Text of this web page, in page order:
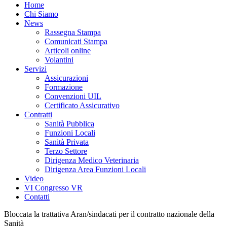
Home
Chi Siamo
News
Rassegna Stampa
Comunicati Stampa
Articoli online
Volantini
Servizi
Assicurazioni
Formazione
Convenzioni UIL
Certificato Assicurativo
Contratti
Sanità Pubblica
Funzioni Locali
Sanità Privata
Terzo Settore
Dirigenza Medico Veterinaria
Dirigenza Area Funzioni Locali
Video
VI Congresso VR
Contatti
Bloccata la trattativa Aran/sindacati per il contratto nazionale della
Sanità